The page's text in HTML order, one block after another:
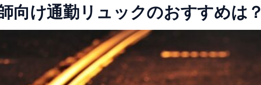
向け通勤リュックのおすすめは？